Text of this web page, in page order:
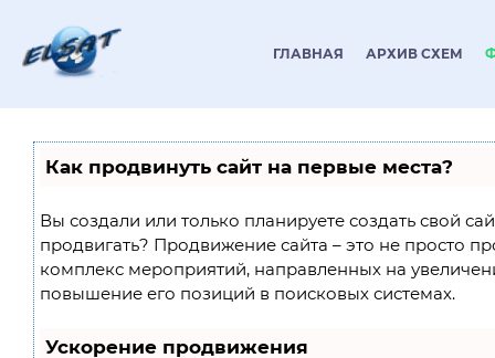
ГЛАВНАЯ АРХИВ СХЕМ
Как продвинуть сайт на первые места?
Вы создали или только планируете создать свой
продвигать? Продвижение сайта – это не просто
комплекс мероприятий, направленных на
повышение его позиций в поисковых системах.
Ускорение продвижения